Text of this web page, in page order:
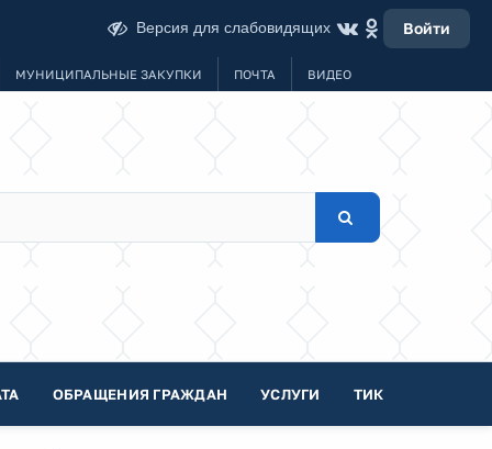
Версия для слабовидящих Войти
МУНИЦИПАЛЬНЫЕ ЗАКУПКИ ПОЧТА ВИДЕО
ОБРАЩЕНИЯ ГРАЖДАН УСЛУГИ ТИК